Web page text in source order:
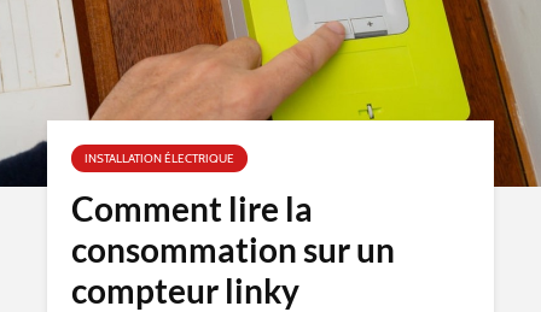
INSTALLATION ÉLECTRIQUE
Comment lire la
consommation sur un
compteur linky